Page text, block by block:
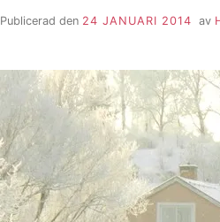
Publicerad den 24 JANUARI 2014 av